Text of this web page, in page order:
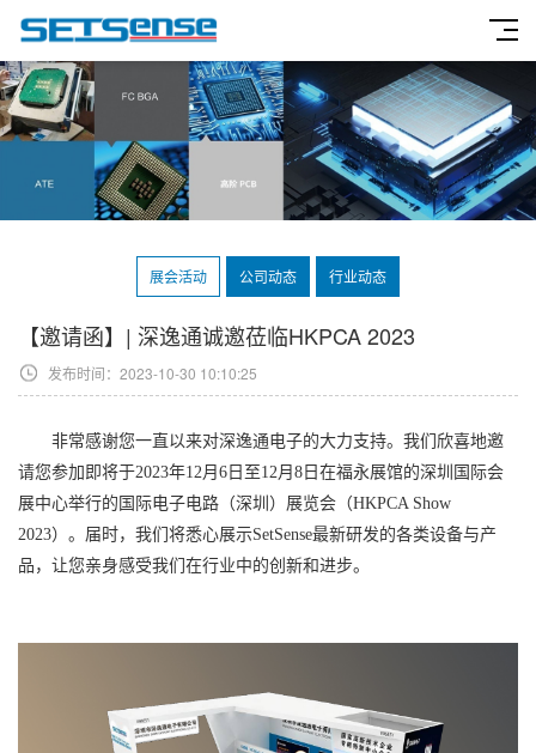
展会活动 公司动态 行业动态
【邀请函】| 深逸通诚邀莅临HKPCA 2023
发布时间：2023-10-30 10:10:25
非常感谢您一直以来对深逸通电子的大力支持。我们欣喜地邀
请您参加即将于2023年12月6日至12月8日在福永展馆的深圳国际会
展中心举行的国际电子电路（深圳）展览会（HKPCA Show
2023）。届时，我们将悉心展示SetSense最新研发的各类设备与产
品，让您亲身感受我们在行业中的创新和进步。